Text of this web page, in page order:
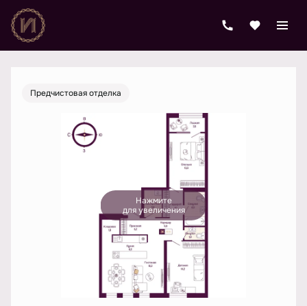
3-комнатная 19 260 105 руб.
Ипотекаот 71 863 руб./мес.
Предчистовая отделка
Нажмите
для увеличения